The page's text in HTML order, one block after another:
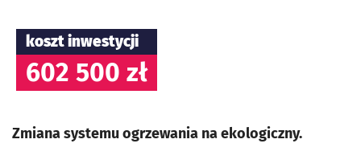
koszt inwestycji
602 500 zł
Zmiana systemu ogrzewania na ekologiczny.